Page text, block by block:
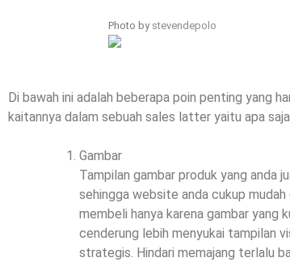
Photo by stevendepolo
Di bawah ini adalah beberapa poin penting yang
kaitannya dalam sebuah sales latter yaitu apa
Gambar
Tampilan gambar produk yang anda
sehingga website anda cukup
membeli hanya karena gambar yang
cenderung lebih menyukai tampilan
strategis. Hindari memajang terlalu